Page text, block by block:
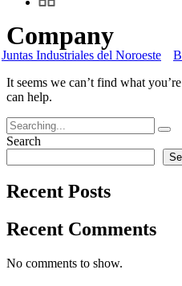
Company
Juntas Industriales del Noroeste
It seems we can’t find what
can help.
Search
for:
Search
Recent Posts
Recent Comments
No comments to show.